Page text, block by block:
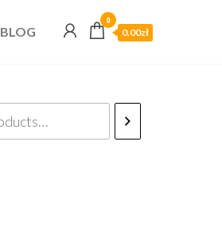
BLOG
0
0.00zł